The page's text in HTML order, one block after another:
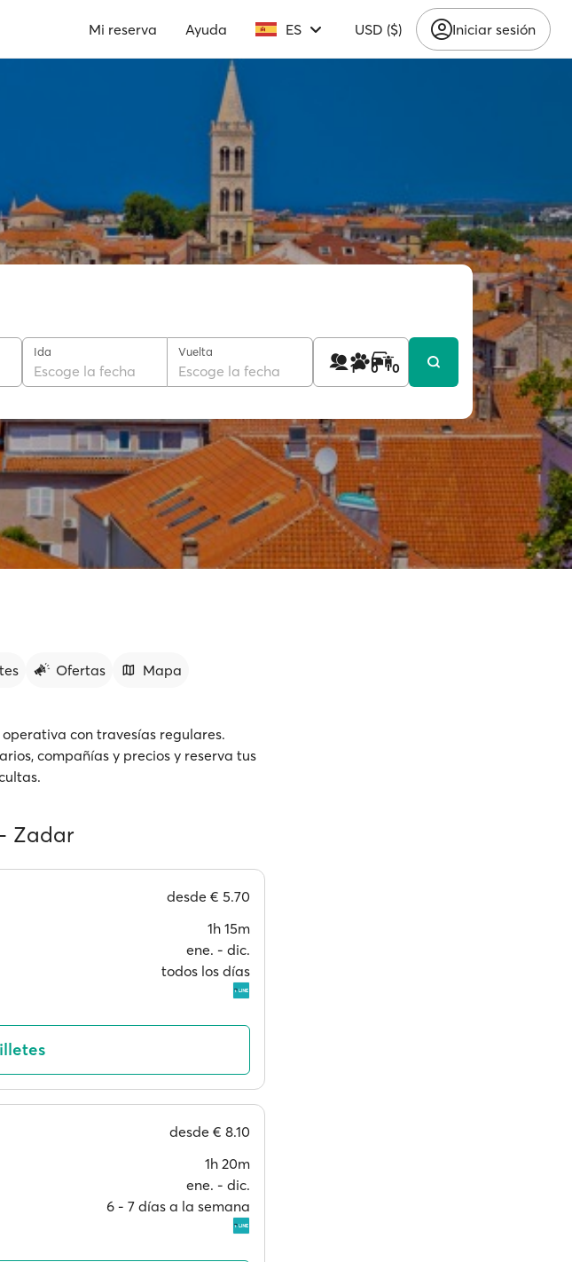
Mi reserva Ayuda ES USD ($) Iniciar sesión
Ida
Escoge la fecha
Vuelta
Escoge la fecha 1 0 0
Ofertas Mapa
con travesías regulares.
compañías y precios y reserva tus
Zadar
desde € 5.70
1h 15m
ene. ‐ dic.
todos los días
desde € 8.10
1h 20m
ene. ‐ dic.
6 ‐ 7 días a la semana